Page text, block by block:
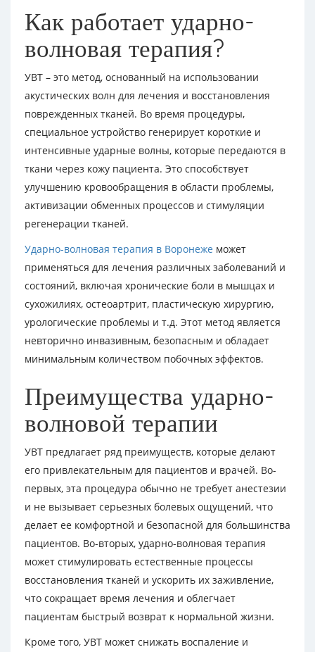
Как работает ударно-
волновая терапия?
УВТ – это метод, основанный на использовании
акустических волн для лечения и восстановления
поврежденных тканей. Во время процедуры,
специальное устройство генерирует короткие и
интенсивные ударные волны, которые передаются в
ткани через кожу пациента. Это способствует
улучшению кровообращения в области проблемы,
активизации обменных процессов и стимуляции
регенерации тканей.
Ударно-волновая терапия в Воронеже может
применяться для лечения различных заболеваний и
состояний, включая хронические боли в мышцах и
сухожилиях, остеоартрит, пластическую хирургию,
урологические проблемы и т.д. Этот метод является
невторично инвазивным, безопасным и обладает
минимальным количеством побочных эффектов.
Преимущества ударно-
волновой терапии
УВТ предлагает ряд преимуществ, которые делают
его привлекательным для пациентов и врачей. Во-
первых, эта процедура обычно не требует анестезии
и не вызывает серьезных болевых ощущений, что
делает ее комфортной и безопасной для большинства
пациентов. Во-вторых, ударно-волновая терапия
может стимулировать естественные процессы
восстановления тканей и ускорить их заживление,
что сокращает время лечения и облегчает
пациентам быстрый возврат к нормальной жизни.
Кроме того, УВТ может снижать воспаление и